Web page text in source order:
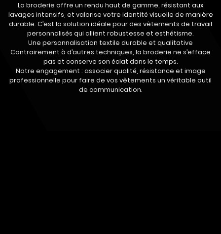
La broderie offre un rendu haut de gamme, résistant aux
lavages intensifs, et valorise votre identité visuelle de manière
durable. C’est la solution idéale pour des vêtements de travail
personnalisés qui allient robustesse et esthétisme.
Une personnalisation textile durable et qualitative
Contrairement à d’autres techniques, la broderie ne s’efface
pas et conserve son éclat dans le temps.
Notre engagement : associer qualité, résistance et image
professionnelle pour faire de vos vêtements un véritable outil
de communication.